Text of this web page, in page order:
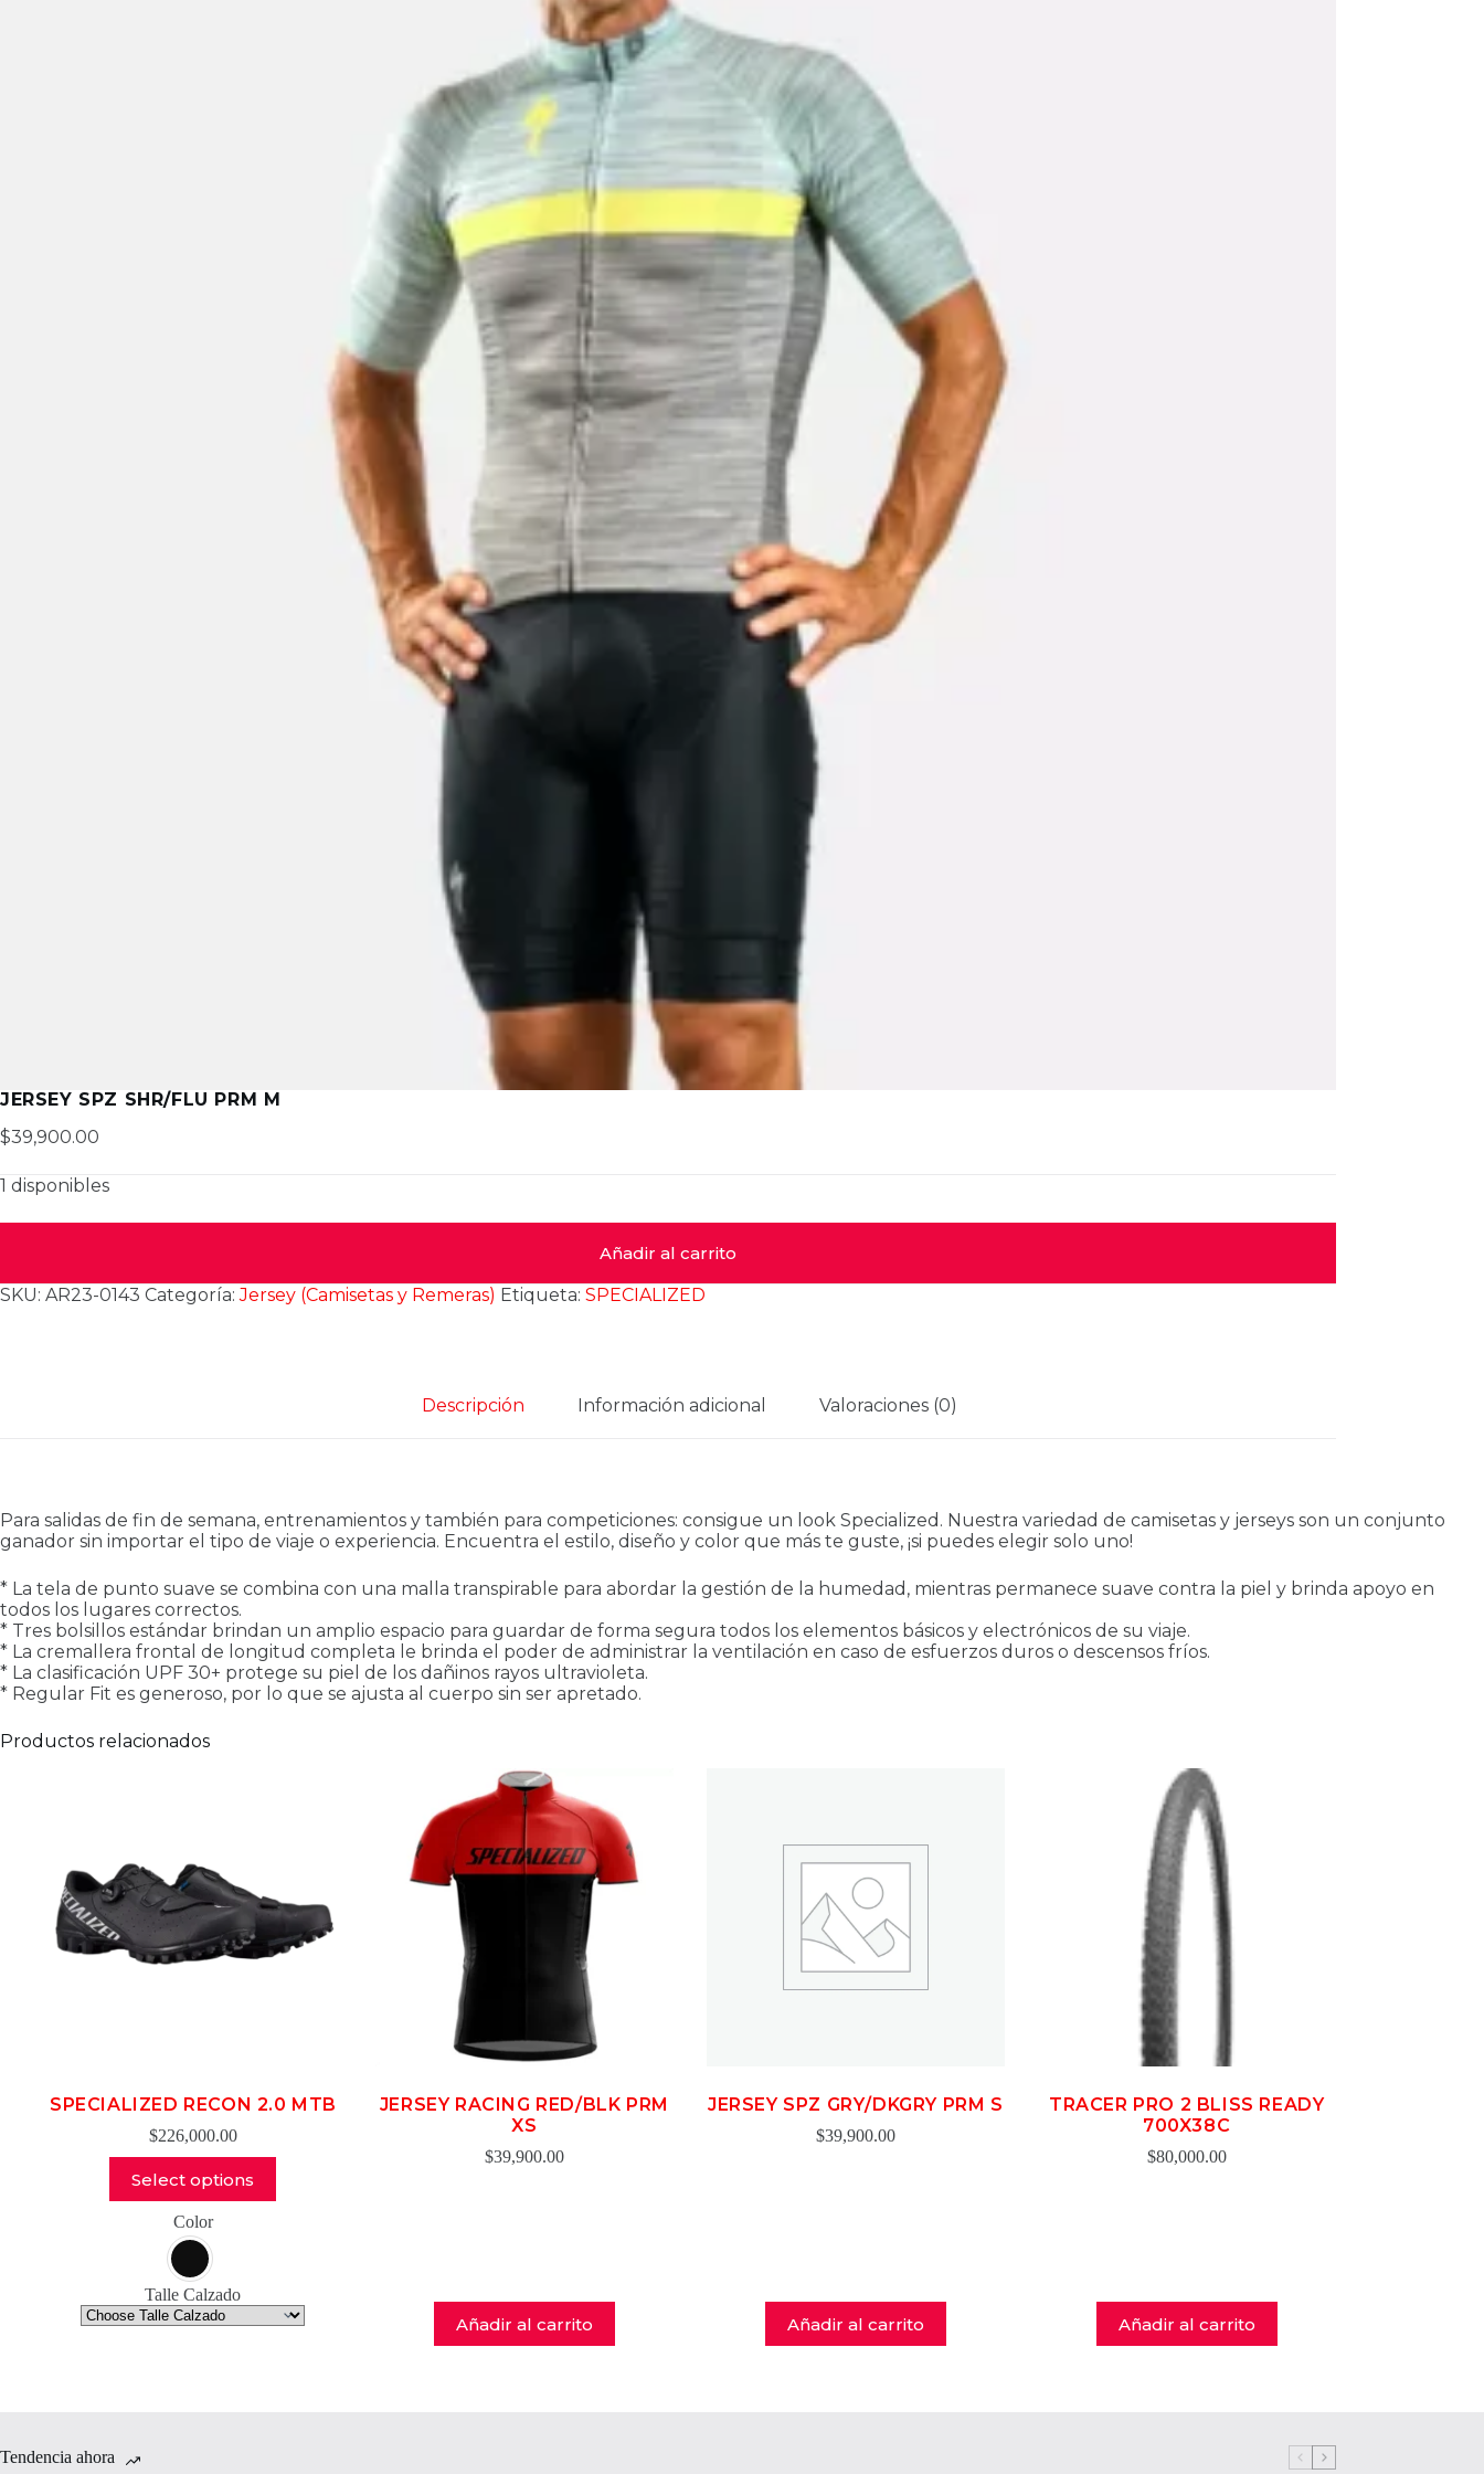
JERSEY SPZ SHR/FLU PRM M
$39,900.00
1 disponibles
Añadir al carrito
SKU: AR23-0143 Categoría:Jersey (Camisetas y Remeras) Etiqueta: SPECIALIZED
Descripción Información adicional Valoraciones (0)
Para salidas de fin de semana, entrenamientos y también para competiciones: consigue un look Specialized. Nuestra variedad de camisetas y jerseys son un conjunto
ganador sin importar el tipo de viaje o experiencia. Encuentra el estilo, diseño y color que más te guste, ¡si puedes elegir solo uno!
* La tela de punto suave se combina con una malla transpirable para abordar la gestión de la humedad, mientras permanece suave contra la piel y brinda apoyo en
todos los lugares correctos.
* Tres bolsillos estándar brindan un amplio espacio para guardar de forma segura todos los elementos básicos y electrónicos de su viaje.
* La cremallera frontal de longitud completa le brinda el poder de administrar la ventilación en caso de esfuerzos duros o descensos fríos.
* La clasificación UPF 30+ protege su piel de los dañinos rayos ultravioleta.
* Regular Fit es generoso, por lo que se ajusta al cuerpo sin ser apretado.
Productos relacionados
SPECIALIZED RECON 2.0 MTB
$226,000.00
Select options
producto
tiene
múltiples
variantes.
Las
opciones
se
pueden
Color
Talle Calzado
JERSEY RACING RED/BLK PRM
XS
$39,900.00
Añadir al carrito
JERSEY SPZ GRY/DKGRY PRM S
$39,900.00
Añadir al carrito
TRACER PRO 2 BLISS READY
700X38C
$80,000.00
Añadir al carrito
Tendencia ahora